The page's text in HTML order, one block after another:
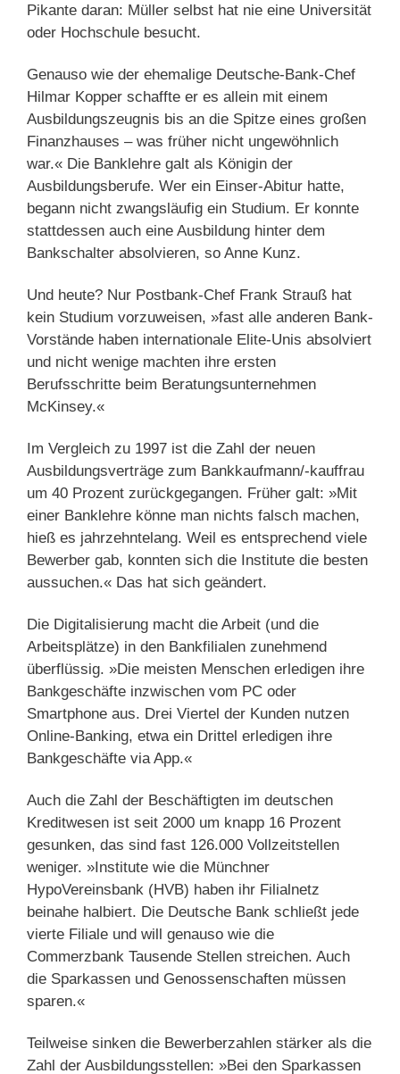
Pikante daran: Müller selbst hat nie eine Universität
oder Hochschule besucht.
Genauso wie der ehemalige Deutsche-Bank-Chef
Hilmar Kopper schaffte er es allein mit einem
Ausbildungszeugnis bis an die Spitze eines großen
Finanzhauses – was früher nicht ungewöhnlich
war.« Die Banklehre galt als Königin der
Ausbildungsberufe. Wer ein Einser-Abitur hatte,
begann nicht zwangsläufig ein Studium. Er konnte
stattdessen auch eine Ausbildung hinter dem
Bankschalter absolvieren, so Anne Kunz.
Und heute? Nur Postbank-Chef Frank Strauß hat
kein Studium vorzuweisen, »fast alle anderen Bank-
Vorstände haben internationale Elite-Unis absolviert
und nicht wenige machten ihre ersten
Berufsschritte beim Beratungsunternehmen
McKinsey.«
Im Vergleich zu 1997 ist die Zahl der neuen
Ausbildungsverträge zum Bankkaufmann/-kauffrau
um 40 Prozent zurückgegangen. Früher galt: »Mit
einer Banklehre könne man nichts falsch machen,
hieß es jahrzehntelang. Weil es entsprechend viele
Bewerber gab, konnten sich die Institute die besten
aussuchen.« Das hat sich geändert.
Die Digitalisierung macht die Arbeit (und die
Arbeitsplätze) in den Bankfilialen zunehmend
überflüssig. »Die meisten Menschen erledigen ihre
Bankgeschäfte inzwischen vom PC oder
Smartphone aus. Drei Viertel der Kunden nutzen
Online-Banking, etwa ein Drittel erledigen ihre
Bankgeschäfte via App.«
Auch die Zahl der Beschäftigten im deutschen
Kreditwesen ist seit 2000 um knapp 16 Prozent
gesunken, das sind fast 126.000 Vollzeitstellen
weniger. »Institute wie die Münchner
HypoVereinsbank (HVB) haben ihr Filialnetz
beinahe halbiert. Die Deutsche Bank schließt jede
vierte Filiale und will genauso wie die
Commerzbank Tausende Stellen streichen. Auch
die Sparkassen und Genossenschaften müssen
sparen.«
Teilweise sinken die Bewerberzahlen stärker als die
Zahl der Ausbildungsstellen: »Bei den Sparkassen